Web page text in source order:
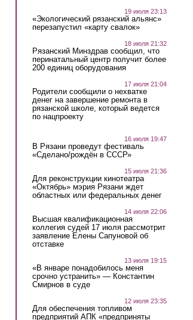
19 июля 23:13
«Экологический рязанский альянс»
перезапустил «карту свалок»
18 июля 21:32
Рязанский Минздрав сообщил, что
перинатальный центр получит более
200 единиц оборудования
17 июля 21:04
Родители сообщили о нехватке
денег на завершение ремонта в
рязанской школе, который ведется
по нацпроекту
16 июля 19:47
В Рязани проведут фестиваль
«Сделано/рождён в СССР»
15 июля 21:36
Для реконструкции кинотеатра
«Октябрь» мэрия Рязани ждет
областных или федеральных денег
14 июля 22:06
Высшая квалификационная
коллегия судей 17 июля рассмотрит
заявление Елены Сапуновой об
отставке
13 июля 19:15
«В январе понадобилось меня
срочно устранить» — Константин
Смирнов в суде
12 июля 23:35
Для обеспечения топливом
предприятий АПК «предприняты